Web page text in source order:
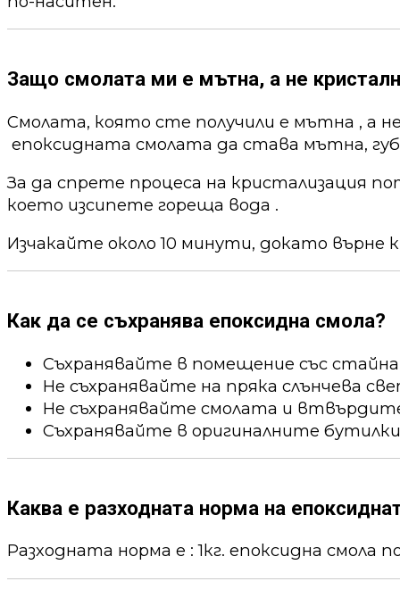
Защо смолата ми е мътна, а не
Смолата, която сте получили е мътна , а
епоксидната смолата да става мътна,
За да спрете процеса на кристализация
което изсипете гореща вода .
Изчакайте около 10 минути, докато върне
Как да се съхранява епоксидна смола?
Съхранявайте в помещение със
Не съхранявайте на пряка слънчева
Не съхранявайте смолата и
Съхранявайте в оригиналните
Каква е разходната норма на
Разходната норма е : 1кг. епоксидна смола